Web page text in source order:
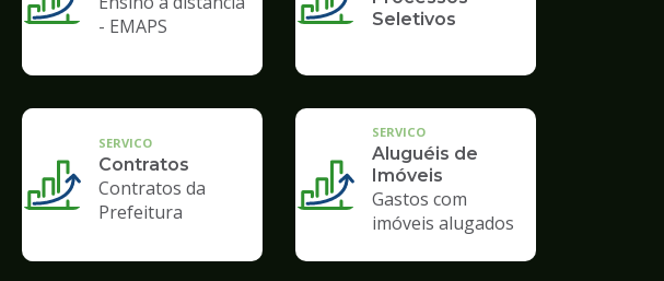
- EMAPS
Seletivos
SERVICO
Contratos
Contratos da
Prefeitura
SERVICO
Aluguéis de
Imóveis
Gastos com
imóveis alugados